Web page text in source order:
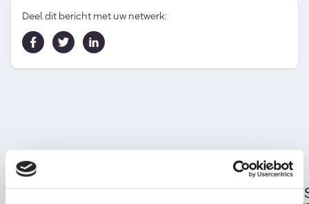
Deel dit bericht met uw netwerk: